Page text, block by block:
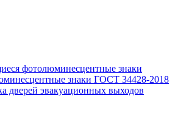
фотолюминесцентные знаки
знаки ГОСТ 34428-2018
дверей эвакуационных выходов